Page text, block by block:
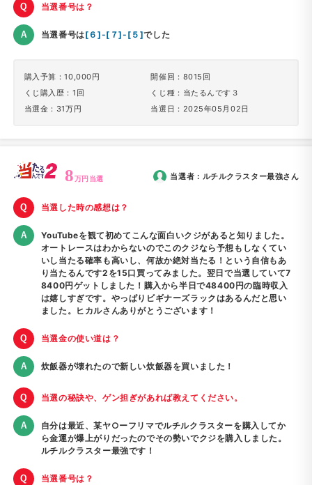
当選番号は？
当選番号は[６]-[７]-[５]でした
購入予算：10,000円
くじ購入歴：1回
当選金：31万円
開催回：8015回
くじ種：当たるんです３
当選日：2025年05月02日
8万円当選 当選者： ルチルクラスター最強さん
当選した時の感想は？
YouTubeを観て初めてこんな面白いクジがあると知りました。
オートレースはわからないのでこのクジなら予想もしなくてい
いし当たる確率も高いし、何故か絶対当たる！という自信もあ
り当たるんです2を15口買ってみました。翌日で当選していて7
8400円ゲットしました！購入から半日で48400円の臨時収入
は嬉しすぎです。やっぱりビギナーズラックはあるんだと思い
ました。ヒカルさんありがとうございます！
当選金の使い道は？
炊飯器が壊れたので新しい炊飯器を買いました！
当選の秘訣や、ゲン担ぎがあれば教えてください。
自分は最近、某ヤ○ーフリマでルチルクラスターを購入してか
ら金運が爆上がりだったのでその勢いでクジを購入しました。
ルチルクラスター最強です！
当選番号は？